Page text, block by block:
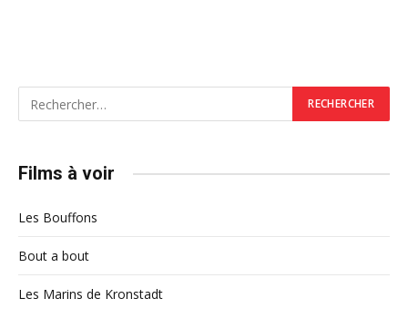
Films à voir
Les Bouffons
Bout a bout
Les Marins de Kronstadt